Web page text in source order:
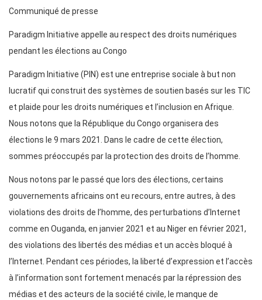
Communiqué de presse
Paradigm Initiative appelle au respect des droits numériques
pendant les élections au Congo
Paradigm Initiative (PIN) est une entreprise sociale à but non
lucratif qui construit des systèmes de soutien basés sur les TIC
et plaide pour les droits numériques et l’inclusion en Afrique.
Nous notons que la République du Congo organisera des
élections le 9 mars 2021. Dans le cadre de cette élection,
sommes préoccupés par la protection des droits de l’homme.
Nous notons par le passé que lors des élections, certains
gouvernements africains ont eu recours, entre autres, à des
violations des droits de l’homme, des perturbations d’Internet
comme en Ouganda, en janvier 2021 et au Niger en février 2021,
des violations des libertés des médias et un accès bloqué à
l’Internet. Pendant ces périodes, la liberté d’expression et l’accès
à l’information sont fortement menacés par la répression des
médias et des acteurs de la société civile, le manque de